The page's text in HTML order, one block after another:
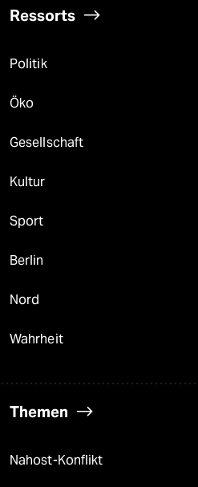
Ressorts
Politik
Öko
Gesellschaft
Kultur
Sport
Berlin
Nord
Wahrheit
Themen
Nahost-Konflikt